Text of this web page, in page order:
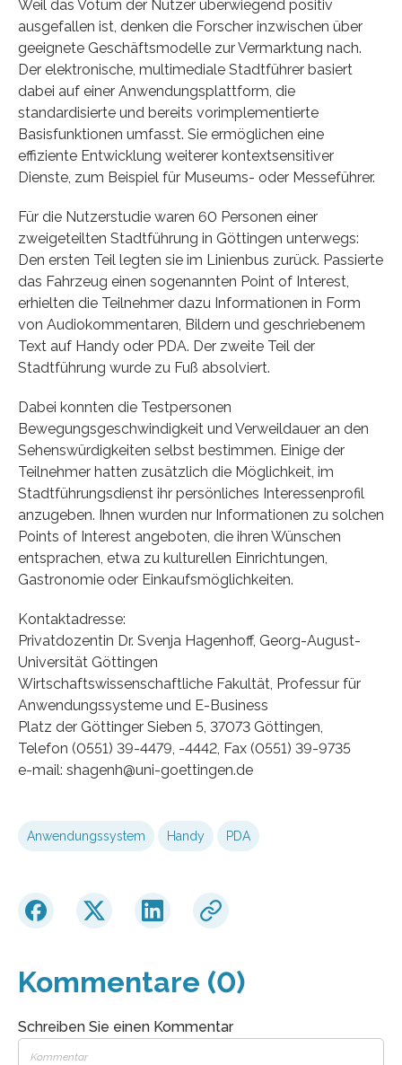
Weil das Votum der Nutzer überwiegend positiv
ausgefallen ist, denken die Forscher inzwischen über
geeignete Geschäftsmodelle zur Vermarktung nach.
Der elektronische, multimediale Stadtführer basiert
dabei auf einer Anwendungsplattform, die
standardisierte und bereits vorimplementierte
Basisfunktionen umfasst. Sie ermöglichen eine
effiziente Entwicklung weiterer kontextsensitiver
Dienste, zum Beispiel für Museums- oder Messeführer.
Für die Nutzerstudie waren 60 Personen einer
zweigeteilten Stadtführung in Göttingen unterwegs:
Den ersten Teil legten sie im Linienbus zurück. Passierte
das Fahrzeug einen sogenannten Point of Interest,
erhielten die Teilnehmer dazu Informationen in Form
von Audiokommentaren, Bildern und geschriebenem
Text auf Handy oder PDA. Der zweite Teil der
Stadtführung wurde zu Fuß absolviert.
Dabei konnten die Testpersonen
Bewegungsgeschwindigkeit und Verweildauer an den
Sehenswürdigkeiten selbst bestimmen. Einige der
Teilnehmer hatten zusätzlich die Möglichkeit, im
Stadtführungsdienst ihr persönliches Interessenprofil
anzugeben. Ihnen wurden nur Informationen zu solchen
Points of Interest angeboten, die ihren Wünschen
entsprachen, etwa zu kulturellen Einrichtungen,
Gastronomie oder Einkaufsmöglichkeiten.
Kontaktadresse:
Privatdozentin Dr. Svenja Hagenhoff, Georg-August-
Universität Göttingen
Wirtschaftswissenschaftliche Fakultät, Professur für
Anwendungssysteme und E-Business
Platz der Göttinger Sieben 5, 37073 Göttingen,
Telefon (0551) 39-4479, -4442, Fax (0551) 39-9735
e-mail: shagenh@uni-goettingen.de
Anwendungssystem Handy PDA
Kommentare (0)
Schreiben Sie einen Kommentar